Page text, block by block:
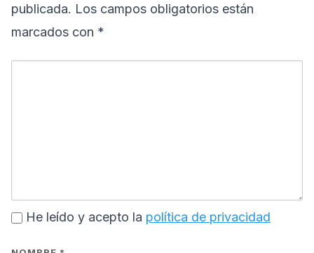
publicada. Los campos obligatorios están
marcados con *
He leído y acepto la política de privacidad